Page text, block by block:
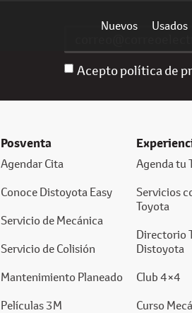
Nuevos Usados
Acepto política de
Posventa
Agendar Cita
Conoce Distoyota Easy
Servicio de Mecánica
Servicio de Colisión
Mantenimiento Planeado
Películas 3M
Agenda tu
Servicios
Toyota
Directorio
Distoyota
Club 4×4
Curso